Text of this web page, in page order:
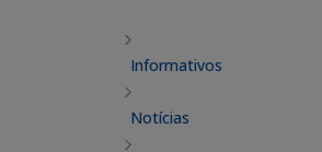
Informativos
Notícias